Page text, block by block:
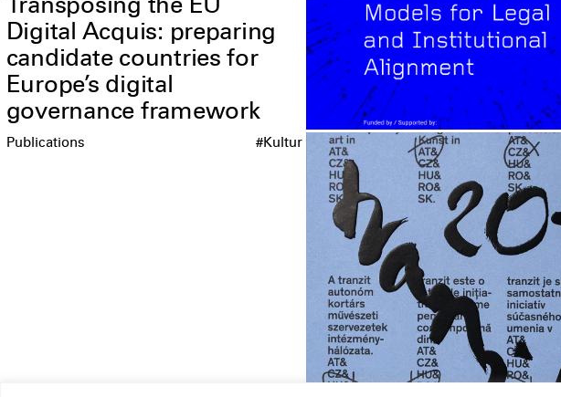
Transposing the EU
Digital Acquis: preparing
candidate countries for
Europe’s digital
governance framework
Publications #Kultur